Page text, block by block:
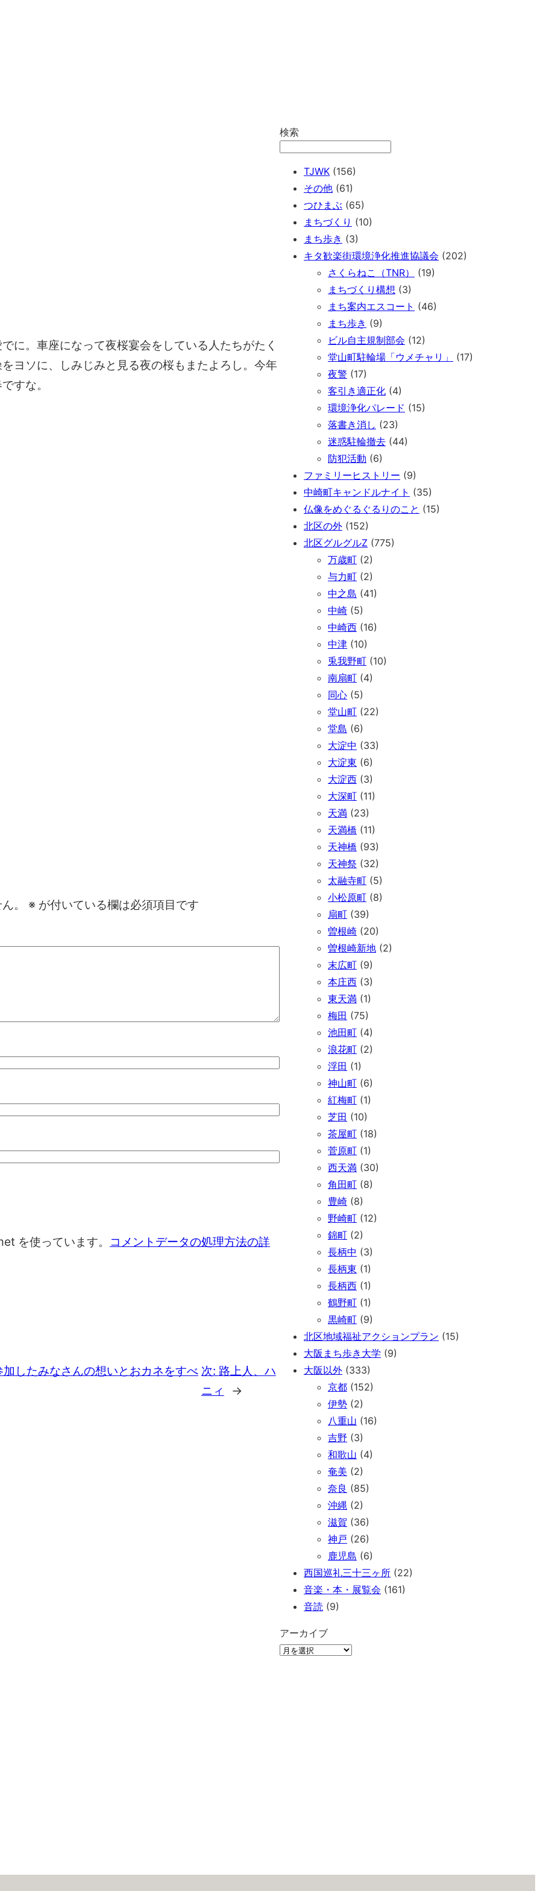
に。車座になって夜桜宴会をしている人たちがたく
ヨソに、しみじみと見る夜の桜もまたよろし。今年
すな。
。 ※ が付いている欄は必須項目です
を使っています。 コメントデータの処理方法の詳
したみなさんの想いとおカネをすべ 次: 路上人、ハ
ニィ
→
検索
TJWK (156)
その他 (61)
つひまぶ (65)
まちづくり (10)
まち歩き (3)
キタ歓楽街環境浄化推進協議会 (202)
さくらねこ（TNR）
(19)
まちづくり構想 (3)
まち案内エスコート (46)
まち歩き (9)
ビル自主規制部会 (12)
堂山町駐輪場「ウメチャリ」
(17)
夜警 (17)
客引き適正化 (4)
環境浄化パレード (15)
落書き消し (23)
迷惑駐輪撤去 (44)
防犯活動 (6)
ファミリーヒストリー (9)
中崎町キャンドルナイト (35)
仏像をめぐるぐるりのこと (15)
北区の外 (152)
北区グルグルZ (775)
万歳町 (2)
与力町 (2)
中之島 (41)
中崎 (5)
中崎西 (16)
中津 (10)
兎我野町 (10)
南扇町 (4)
同心 (5)
堂山町 (22)
堂島 (6)
大淀中 (33)
大淀東 (6)
大淀西 (3)
大深町 (11)
天満 (23)
天満橋 (11)
天神橋 (93)
天神祭 (32)
太融寺町 (5)
小松原町 (8)
扇町 (39)
曽根崎 (20)
曽根崎新地 (2)
末広町 (9)
本庄西 (3)
東天満 (1)
梅田 (75)
池田町 (4)
浪花町 (2)
浮田 (1)
神山町 (6)
紅梅町 (1)
芝田 (10)
茶屋町 (18)
菅原町 (1)
西天満 (30)
角田町 (8)
豊崎 (8)
野崎町 (12)
錦町 (2)
長柄中 (3)
長柄東 (1)
長柄西 (1)
鶴野町 (1)
黒崎町 (9)
北区地域福祉アクションプラン (15)
大阪まち歩き大学 (9)
大阪以外 (333)
京都 (152)
伊勢 (2)
八重山 (16)
吉野 (3)
和歌山 (4)
奄美 (2)
奈良 (85)
沖縄 (2)
滋賀 (36)
神戸 (26)
鹿児島 (6)
西国巡礼三十三ヶ所 (22)
音楽・本・展覧会 (161)
音読 (9)
アーカイブ